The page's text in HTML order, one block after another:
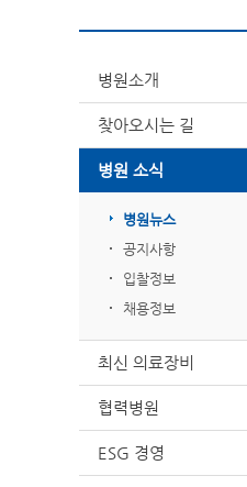
병원소개
찾아오시는 길
병원 소식
병원뉴스
공지사항
입찰정보
채용정보
최신 의료장비
협력병원
ESG 경영